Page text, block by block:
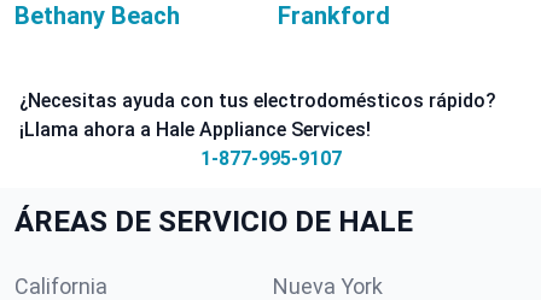
Bethany Beach
Frankford
¿Necesitas ayuda con tus electrodomésticos rápido?
¡Llama ahora a Hale Appliance Services!
1-877-995-9107
ÁREAS DE SERVICIO DE HALE
California Nueva York